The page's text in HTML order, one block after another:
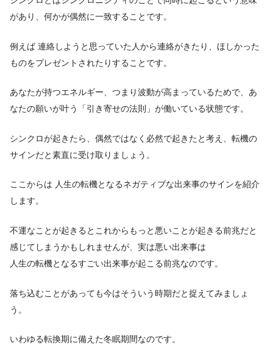
があり、何かが偶然に一致することです。
例えば 連絡しようと思っていた人から連絡がきたり、ほしかった
ものをプレゼントされたりすることです。
あなたが持つエネルギー、つまり波動が高まっているためで、あ
なたの願いが叶う「引き寄せの法則」が働いている状態です。
シンクロが起きたら、偶然ではなく必然で起きたと考え、転機の
サインだと素直に受け取りましょう。
ここからは 人生の転機となるネガティブな出来事のサインを紹介
します。
不運なことが起きるとこれからもっと悪いことが起きる前兆だと
感じてしまうかもしれませんが、実は悪い出来事は
人生の転機となるすごい出来事が起こる前兆なのです。
落ち込むことがあっても今はそういう時期だと捉えてみましょ
う。
いわゆる転換期に備えた冬眠期間なのです。